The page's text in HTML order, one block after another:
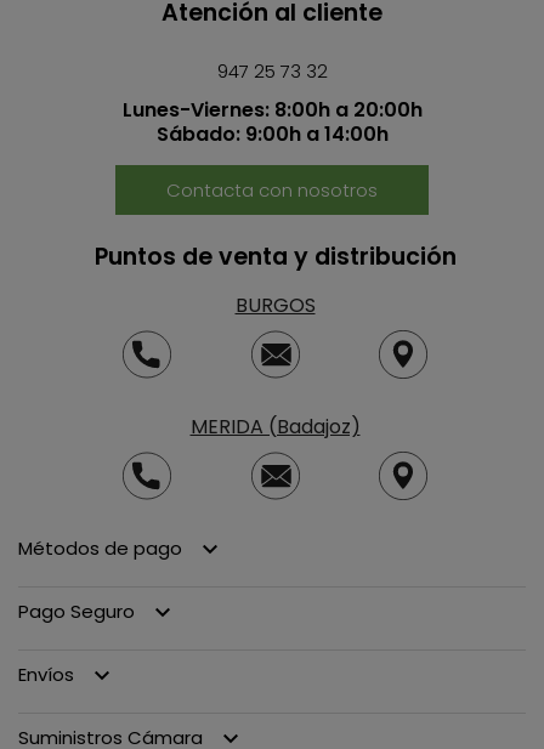
Atención al cliente
947 25 73 32
Lunes-Viernes: 8:00h a 20:00h
Sábado: 9:00h a 14:00h
Contacta con nosotros
Puntos de venta y distribución
BURGOS
MERIDA (Badajoz)
Métodos de pago keyboard_arrow_down
Pago Seguro keyboard_arrow_down
Envíos keyboard_arrow_down
Suministros Cámara keyboard_arrow_down